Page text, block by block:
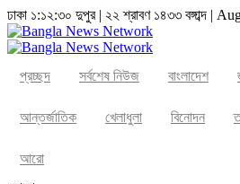
ঢাকা ১:১২:৩০ দুপুর| ২২ শ্রাবণ ১৪৩৩ বঙ্গাব্দ |
প্রচ্ছদ সর্বশেষ নিউজ বাংলাদেশ
আন্তর্জাতিক খেলাধুলা বিনোদন
আরো